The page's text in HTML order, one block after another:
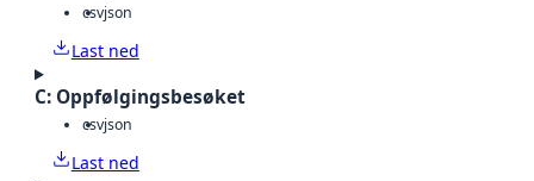
csvjson
Last ned
C: Oppfølgingsbesøket
csvjson
Last ned